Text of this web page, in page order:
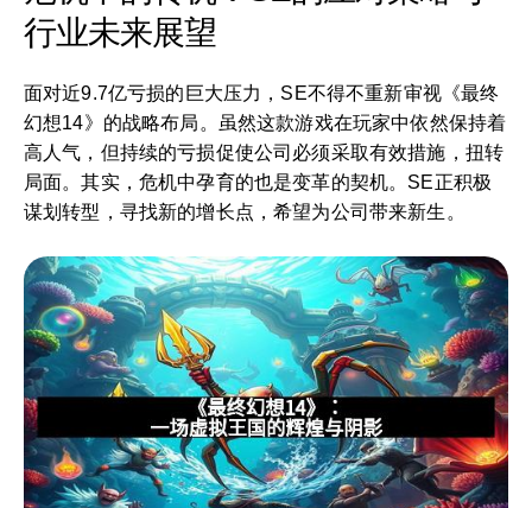
行业未来展望
面对近9.7亿亏损的巨大压力，SE不得不重新审视《最终
幻想14》的战略布局。虽然这款游戏在玩家中依然保持着
高人气，但持续的亏损促使公司必须采取有效措施，扭转
局面。其实，危机中孕育的也是变革的契机。SE正积极
谋划转型，寻找新的增长点，希望为公司带来新生。